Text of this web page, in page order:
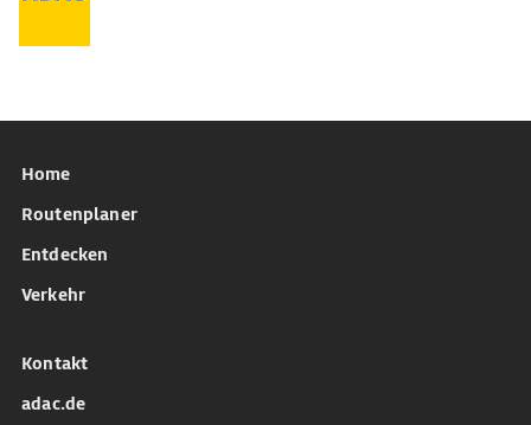
Home
Routenplaner
Entdecken
Verkehr
Kontakt
adac.de